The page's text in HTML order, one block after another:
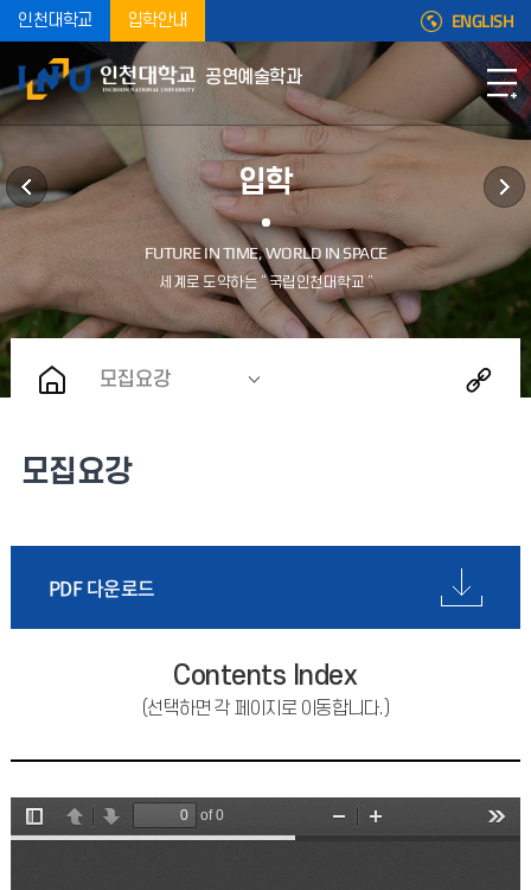
인천대학교 입학안내 ENGLISH
공연예술학과
입학
모집요강
모집요강
PDF 다운로드
Contents Index
(선택하면 각 페이지로 이동합니다.)